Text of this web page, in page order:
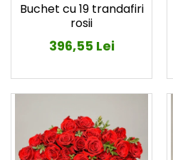
Buchet cu 19 trandafiri
rosii
396,55 Lei